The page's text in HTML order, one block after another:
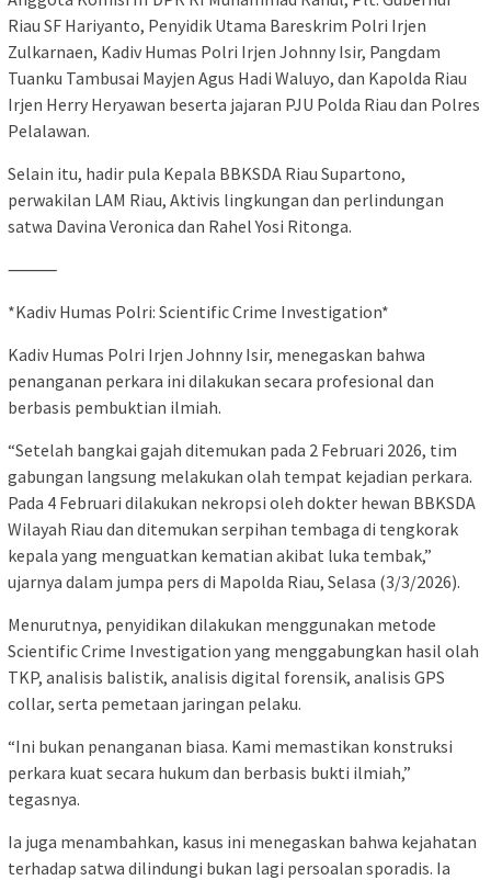
Riau SF Hariyanto, Penyidik Utama Bareskrim Polri Irjen
Zulkarnaen, Kadiv Humas Polri Irjen Johnny Isir, Pangdam
Tuanku Tambusai Mayjen Agus Hadi Waluyo, dan Kapolda Riau
Irjen Herry Heryawan beserta jajaran PJU Polda Riau dan Polres
Pelalawan.
Selain itu, hadir pula Kepala BBKSDA Riau Supartono,
perwakilan LAM Riau, Aktivis lingkungan dan perlindungan
satwa Davina Veronica dan Rahel Yosi Ritonga.
⸻
*Kadiv Humas Polri: Scientific Crime Investigation*
Kadiv Humas Polri Irjen Johnny Isir, menegaskan bahwa
penanganan perkara ini dilakukan secara profesional dan
berbasis pembuktian ilmiah.
“Setelah bangkai gajah ditemukan pada 2 Februari 2026, tim
gabungan langsung melakukan olah tempat kejadian perkara.
Pada 4 Februari dilakukan nekropsi oleh dokter hewan BBKSDA
Wilayah Riau dan ditemukan serpihan tembaga di tengkorak
kepala yang menguatkan kematian akibat luka tembak,”
ujarnya dalam jumpa pers di Mapolda Riau, Selasa (3/3/2026).
Menurutnya, penyidikan dilakukan menggunakan metode
Scientific Crime Investigation yang menggabungkan hasil olah
TKP, analisis balistik, analisis digital forensik, analisis GPS
collar, serta pemetaan jaringan pelaku.
“Ini bukan penanganan biasa. Kami memastikan konstruksi
perkara kuat secara hukum dan berbasis bukti ilmiah,”
tegasnya.
Ia juga menambahkan, kasus ini menegaskan bahwa kejahatan
terhadap satwa dilindungi bukan lagi persoalan sporadis. Ia